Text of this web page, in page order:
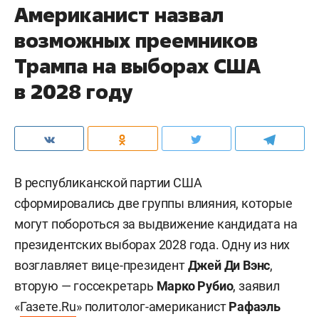
Американист назвал
возможных преемников
Трампа на выборах США
в 2028 году
В республиканской партии США
сформировались две группы влияния, которые
могут побороться за выдвижение кандидата на
президентских выборах 2028 года. Одну из них
возглавляет вице-президентДжей Ди Вэнс,
вторую — госсекретарь Марко Рубио, заявил
«Газете.Ru» политолог-американистРафаэль